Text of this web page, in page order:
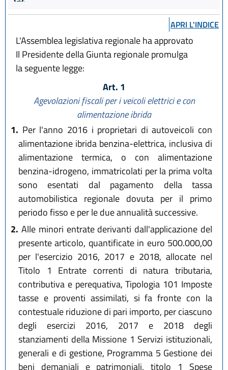
APRI L'INDICE
L'Assemblea legislativa regionale ha approvato
Il Presidente della Giunta regionale promulga
la seguente legge:
Art. 1
Agevolazioni fiscali per i veicoli elettrici e con
alimentazione ibrida
1. Per l'anno 2016 i proprietari di autoveicoli con
alimentazione ibrida benzina-elettrica, inclusiva di
alimentazione termica, o con alimentazione
benzina-idrogeno, immatricolati per la prima volta
sono esentati dal pagamento della tassa
automobilistica regionale dovuta per il primo
periodo fisso e per le due annualità successive.
2. Alle minori entrate derivanti dall'applicazione del
presente articolo, quantificate in euro 500.000,00
per l'esercizio 2016, 2017 e 2018, allocate nel
Titolo 1 Entrate correnti di natura tributaria,
contributiva e perequativa, Tipologia 101 Imposte
tasse e proventi assimilati, si fa fronte con la
contestuale riduzione di pari importo, per ciascuno
degli esercizi 2016, 2017 e 2018 degli
stanziamenti della Missione 1 Servizi istituzionali,
generali e di gestione, Programma 5 Gestione dei
beni demaniali e patrimoniali, titolo 1 Spese